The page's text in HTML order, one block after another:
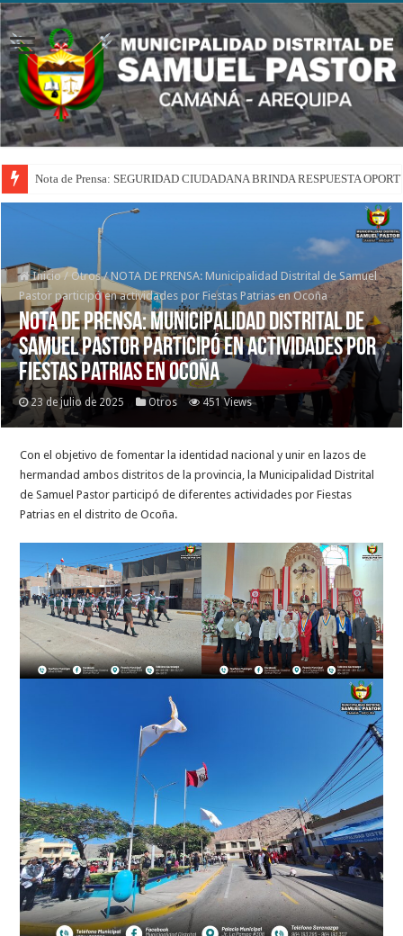
Nota de Prensa: SEGURIDAD CIUDADANA BRINDA RESPUESTA
Inicio / Otros / NOTA DE PRENSA: Municipalidad Distrital de Samuel
Pastor participó en actividades por Fiestas Patrias en Ocoña
NOTA DE PRENSA: Municipalidad Distrital de
Samuel Pastor participó en actividades por
Fiestas Patrias en Ocoña
23 de julio de 2025 Otros 451 Views
Conel objetivo de fomentar la identidad nacional y unir en lazos de
hermandad ambos distritos de la provincia, la Municipalidad Distrital
de Samuel Pastor participó de diferentes actividades por Fiestas
Patrias en el distrito de Ocoña.